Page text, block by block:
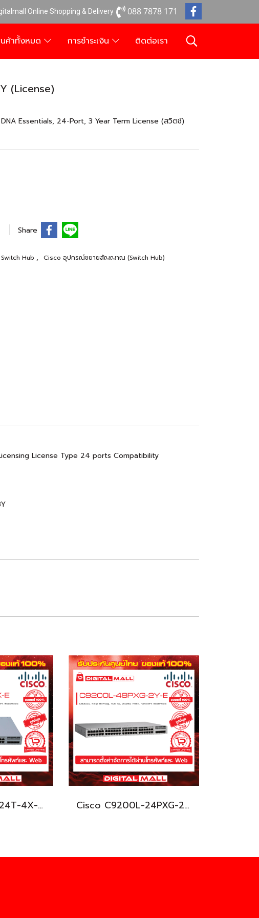
Online Shopping & Delivery 088 7878 171
ค้าทั้งหมด การชำระเงิน ติดต่อเรา
(License)
Essentials, 24-Port, 3 Year Term License (สวิตช์)
Share
Hub , Cisco อุปกรณ์ขยายสัญญาณ (Switch Hub)
License Type 24 ports Compatibility
Cisco C9200L-24T-4X-E อุปกรณ์ขยายสัญญาณ (Gigabit Switch Hub) Cisco C9200L-24PXG-2Y-E อุปกรณ์ขยายสัญญาณ (Gigabit Switch Hub)